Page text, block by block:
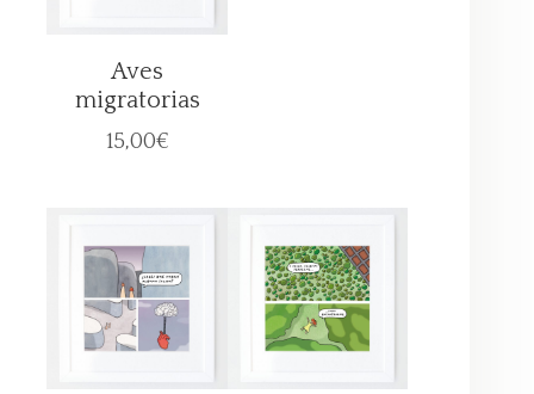
Aves
migratorias
15,00€